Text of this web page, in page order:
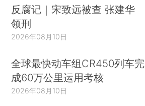
反腐记｜宋致远被查 张建华
领刑
2026年08月10日
全球最快动车组CR450列车完
成60万公里运用考核
2026年08月10日